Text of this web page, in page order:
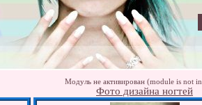
Модуль не активирован (module is not
Фото дизайна ногтей